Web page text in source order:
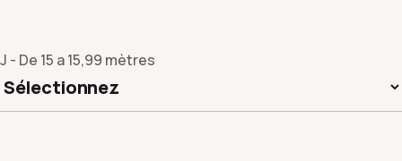
J - De 15 a 15,99 mètres